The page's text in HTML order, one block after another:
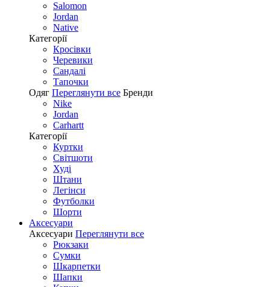
Salomon
Jordan
Native
Категорії
Кросівки
Черевики
Сандалі
Tапочки
Одяг Переглянути все Бренди
Nike
Jordan
Carhartt
Категорії
Куртки
Світшоти
Худі
Штани
Легінси
Футболки
Шорти
Аксесуари
Аксесуари Переглянути все
Рюкзаки
Сумки
Шкарпетки
Шапки